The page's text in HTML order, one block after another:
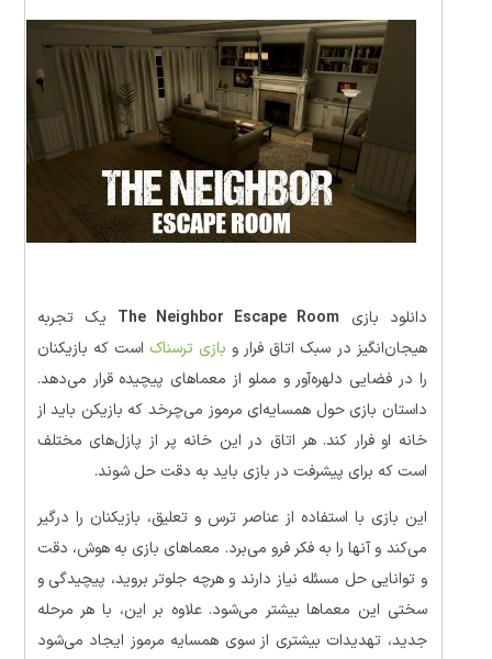
دانلود بازی The Neighbor Escape Room یک تجربه
هیجان‌انگیز در سبک اتاق فرار و بازی ترسناک است که بازیکنان
را در فضایی دلهره‌آور و مملو از معماهای پیچیده قرار می‌دهد.
داستان بازی حول همسایه‌ای مرموز می‌چرخد که بازیکن باید از
خانه او فرار کند. هر اتاق در این خانه پر از پازل‌های مختلف
است که برای پیشرفت در بازی باید به دقت حل شوند.
این بازی با استفاده از عناصر ترس و تعلیق، بازیکنان را درگیر
می‌کند و آنها را به فکر فرو می‌برد. معماهای بازی به هوش، دقت
و توانایی حل مسئله نیاز دارند و هرچه جلوتر بروید، پیچیدگی و
سختی این معماها بیشتر می‌شود. علاوه بر این، با هر مرحله
جدید، تهدیدات بیشتری از سوی همسایه مرموز ایجاد می‌شود